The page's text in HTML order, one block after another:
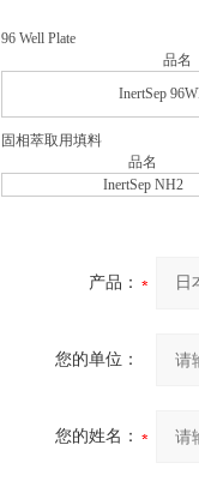
96 Well Plate
品名
InertSep
固相萃取用填料
品名
InertSep NH2
产品：
您的单位：
您的姓名：